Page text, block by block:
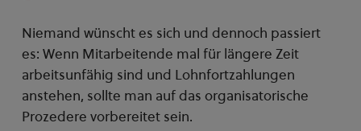
Niemand wünscht es sich und dennoch passiert
es: Wenn Mitarbeitende mal für längere Zeit
arbeitsunfähig sind und Lohnfortzahlungen
anstehen, sollte man auf das organisatorische
Prozedere vorbereitet sein.